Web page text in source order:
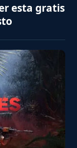
esta gratis